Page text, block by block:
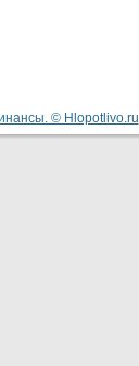
© Hlopotlivo.ru